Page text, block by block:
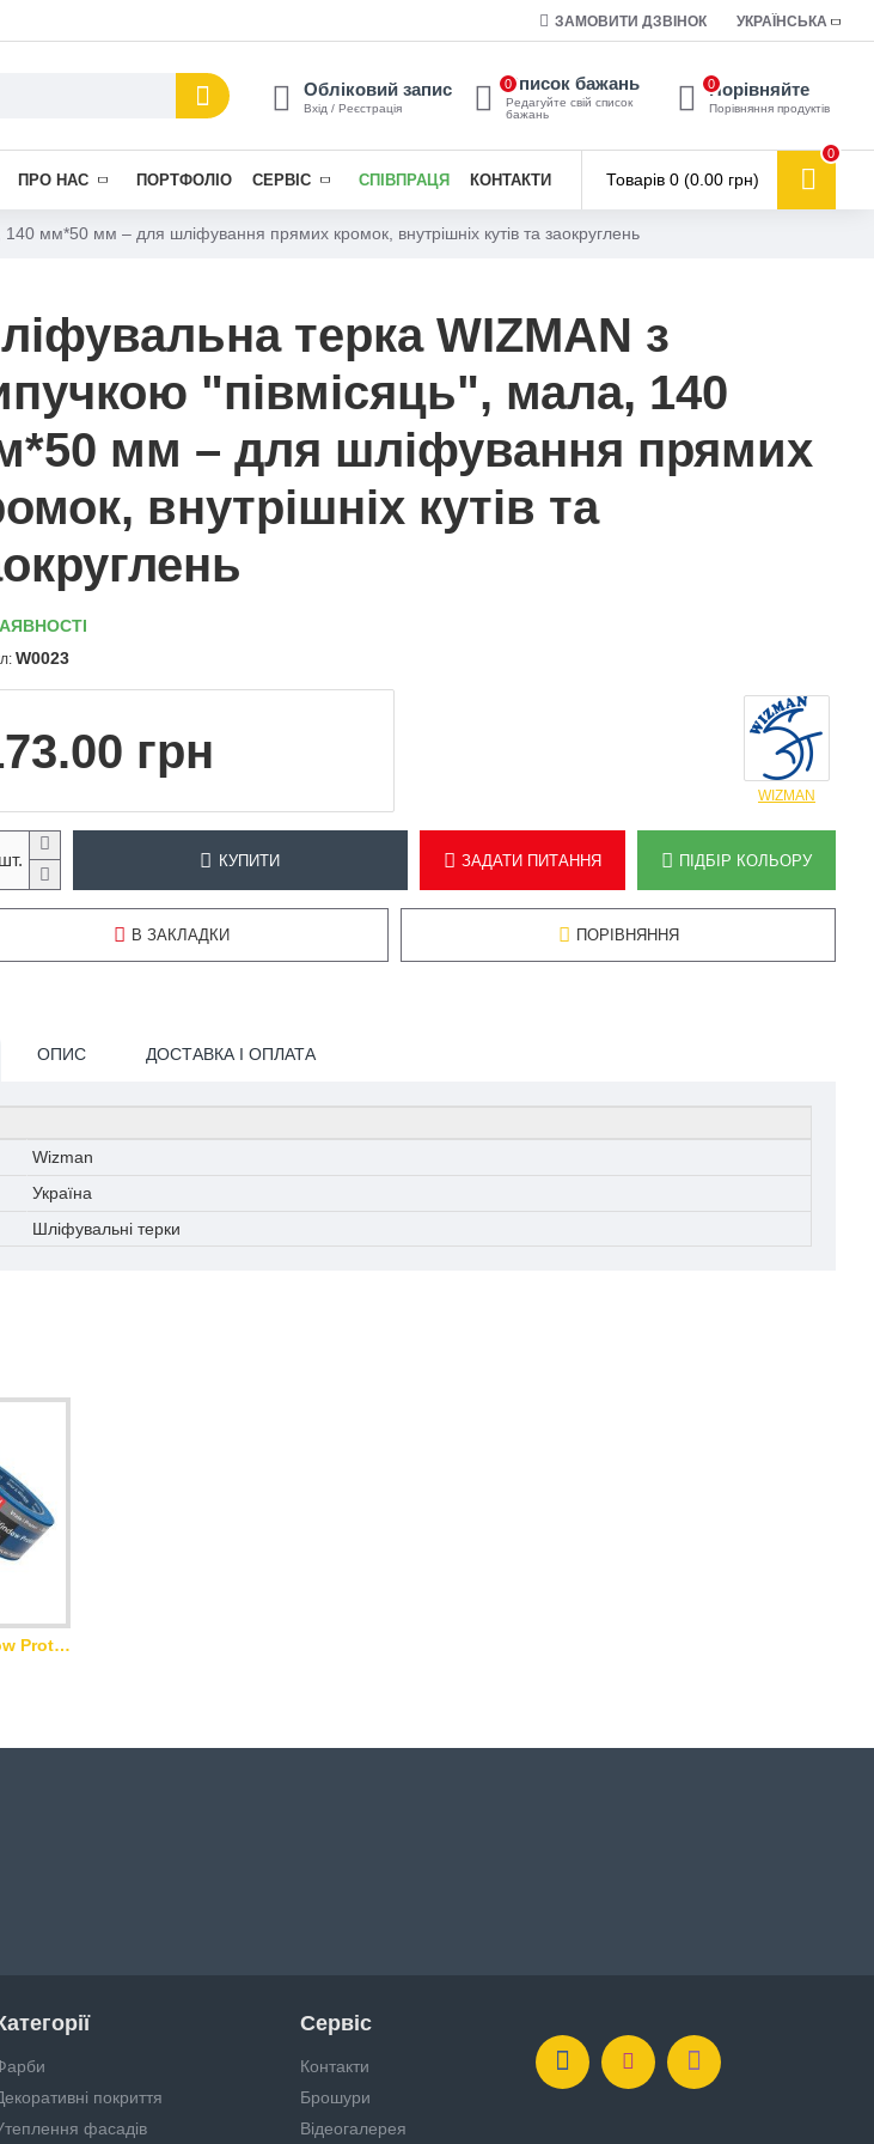
ЗАМОВИТИ ДЗВІНОК УКРАЇНСЬКА
Обліковий запис
Вхід / Реєстрація
Список бажань
Редагуйте свій список
бажань
0 Порівняйте
Порівняння продуктів
0
ПРО НАС ПОРТФОЛІО СЕРВІС СПІВПРАЦЯ КОНТАКТИ Товарів 0 (0.00 грн)
0
мм*50 мм – для шліфування прямих кромок, внутрішніх кутів та заокруглень
терка WIZMAN з
"півмісяць", мала, 140
мм – для шліфування прямих
внутрішніх кутів та
грн
WIZMAN
W0023
КУПИТИ ЗАДАТИ ПИТАННЯ ПІДБІР КОЛЬОРУ
В ЗАКЛАДКИ ПОРІВНЯННЯ
ОПИС ДОСТАВКА І ОПЛАТА
Wizman
Україна
Шліфувальні терки
Beorol Door&Window Protection. Маскуюча стрічка. Синя. 48 мм х 33 м
покриття
фасадів
Сервіс
Контакти
Брошури
Відеогалерея